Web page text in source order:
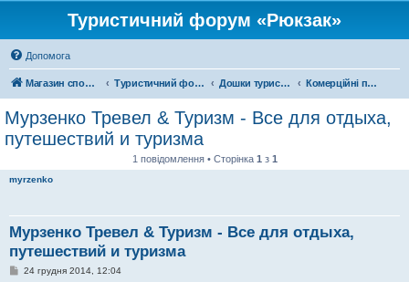
Туристичний форум «Рюкзак»
Допомога
Магазин спорядження Туристичний форум «Рюкзак» Дошки туристичних оголошень Комерційні подорожі
Мурзенко Тревел & Туризм - Все для отдыха,
путешествий и туризма
1 повідомлення • Сторінка 1 з 1
myrzenko
Мурзенко Тревел & Туризм - Все для отдыха,
путешествий и туризма
П24 грудня 2014, 12:04